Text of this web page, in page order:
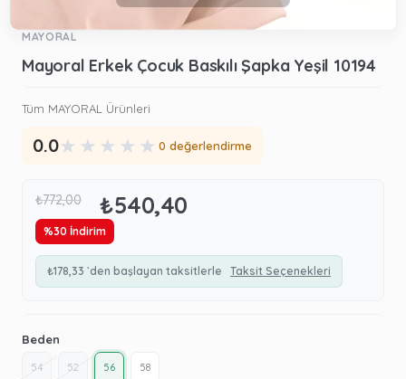
MAYORAL
Mayoral Erkek Çocuk Baskılı Şapka Yeşil 10194
Tüm MAYORAL Ürünleri
0.0★ ★ ★ ★ ★ 0 değerlendirme
₺772,00 ₺540,40
%30 İndirim
₺178,33 `den başlayan taksitlerle Taksit Seçenekleri
Beden
54 52 56 58